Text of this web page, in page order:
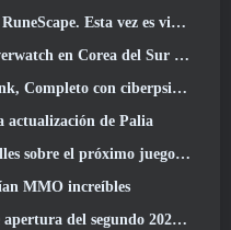
vez es vivienda para jugadores
en Corea del Sur en el futuro
En el próximo evento cruzado de Apex Legends
actualización de Palia
solitario, Nivelación en solitario: KARMA en la Anime Expo
MMO increíbles
Servidor de expansión con bloqueo de tiempo